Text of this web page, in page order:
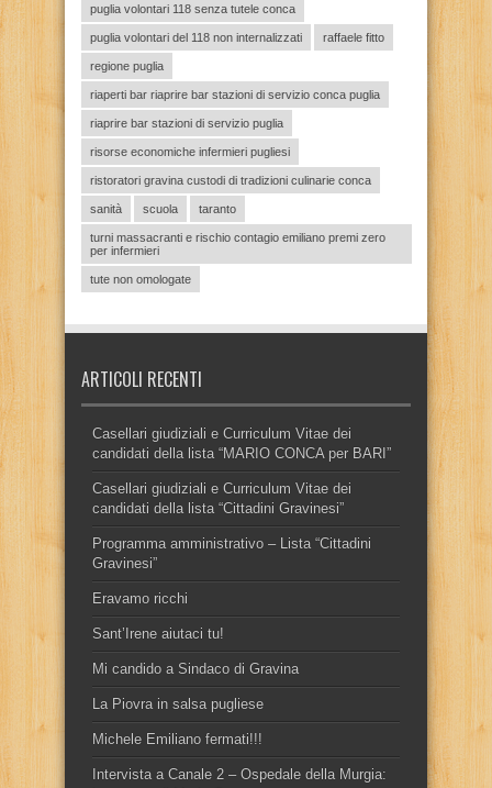
puglia volontari 118 senza tutele conca
puglia volontari del 118 non internalizzati raffaele fitto
regione puglia
riaperti bar riaprire bar stazioni di servizio conca puglia
riaprire bar stazioni di servizio puglia
risorse economiche infermieri pugliesi
ristoratori gravina custodi di tradizioni culinarie conca
sanità scuola taranto
turni massacranti e rischio contagio emiliano premi zero
per infermieri
tute non omologate
ARTICOLI RECENTI
Casellari giudiziali e Curriculum Vitae dei
candidati della lista “MARIO CONCA per BARI”
Casellari giudiziali e Curriculum Vitae dei
candidati della lista “Cittadini Gravinesi”
Programma amministrativo – Lista “Cittadini
Gravinesi”
Eravamo ricchi
Sant’Irene aiutaci tu!
Mi candido a Sindaco di Gravina
La Piovra in salsa pugliese
Michele Emiliano fermati!!!
Intervista a Canale 2 – Ospedale della Murgia: